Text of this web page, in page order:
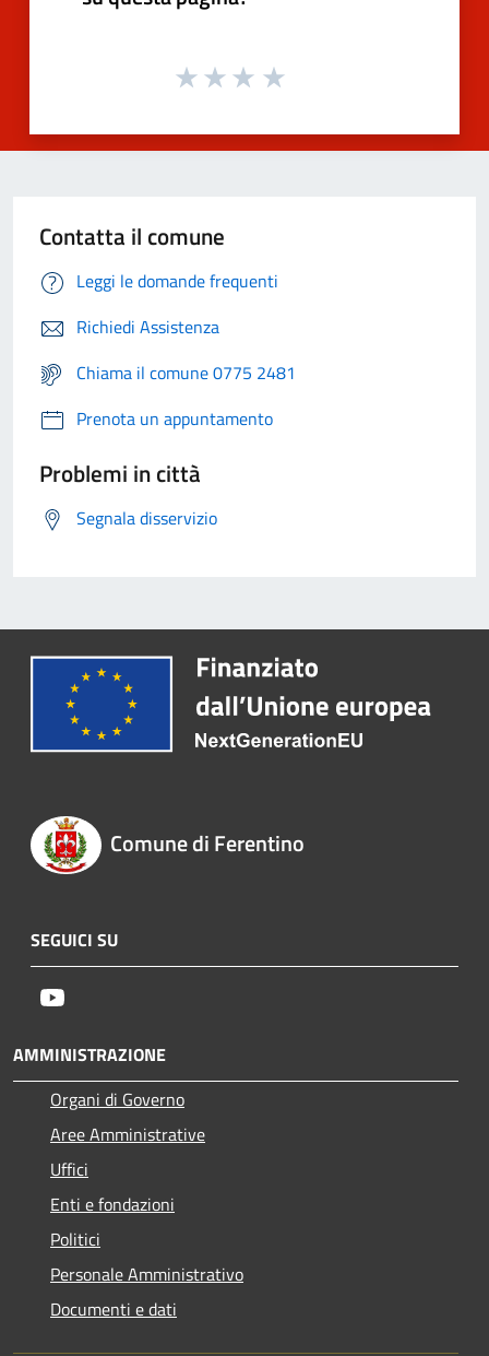
Contatta il comune
Leggi le domande frequenti
Richiedi Assistenza
Chiama il comune 0775 2481
Prenota un appuntamento
Problemi in città
Segnala disservizio
Comune di Ferentino
SEGUICI SU
AMMINISTRAZIONE
Organi di Governo
Aree Amministrative
Uffici
Enti e fondazioni
Politici
Personale Amministrativo
Documenti e dati